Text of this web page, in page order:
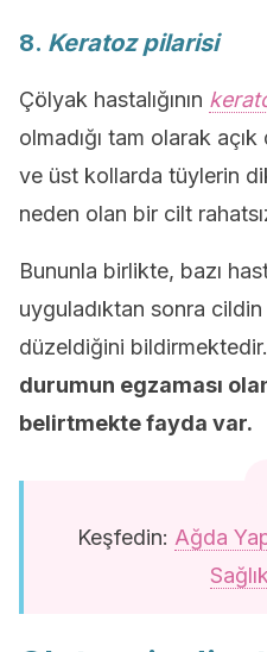
8. Keratoz pilarisi
Çölyak hastalığının
olmadığı tam olarak
ve üst kollarda tüylerin
neden olan bir cilt
Bununla birlikte, bazı
uyguladıktan sonra
düzeldiğini
durumun egzaması
belirtmekte fayda var.
Keşfedin: Ağda